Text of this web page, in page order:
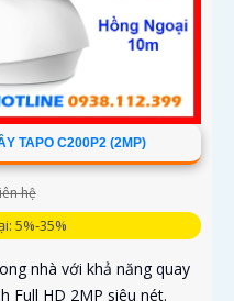
TAPO C200P2 (2MP)
hệ
5%-35%
nhà với khả năng quay
Full HD 2MP siêu nét.